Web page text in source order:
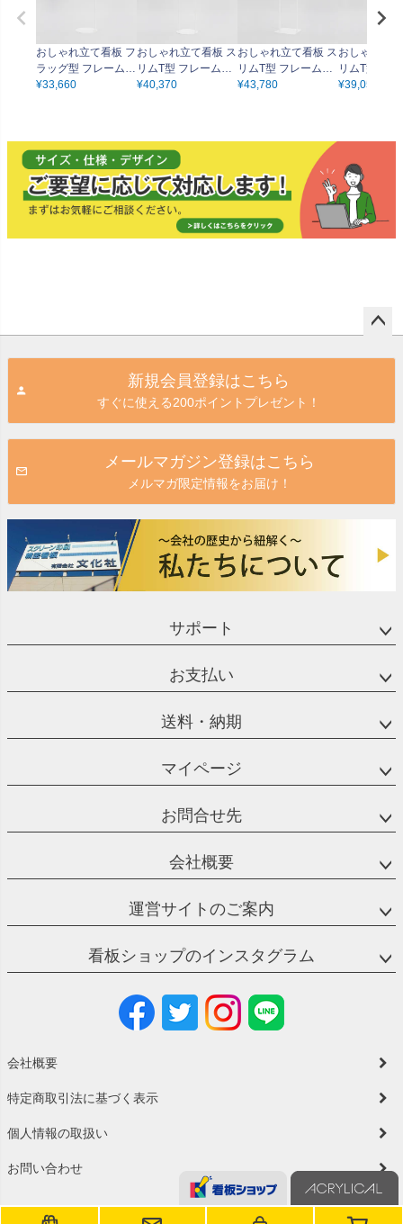
おしゃれ立て看板 フ
ラッグ型 フレーム・
パネル（白色 無地）
¥33,660
おしゃれ立て看板 ス
リムT型 フレーム・
パネル（白色 無地）
¥40,370
おしゃれ立て看板 ス
リムT型 フレーム・
パネル（白色 無地）
¥43,780
おしゃれ立
リムT型 フ
パネル（白
¥39,050
新規会員登録はこちら
すぐに使える200ポイントプレゼント！
メールマガジン登録はこちら
メルマガ限定情報をお届け！
サポート
お支払い
送料・納期
マイページ
お問合せ先
会社概要
運営サイトのご案内
看板ショップのインスタグラム
会社概要
特定商取引法に基づく表示
個人情報の取扱い
お問い合わせ